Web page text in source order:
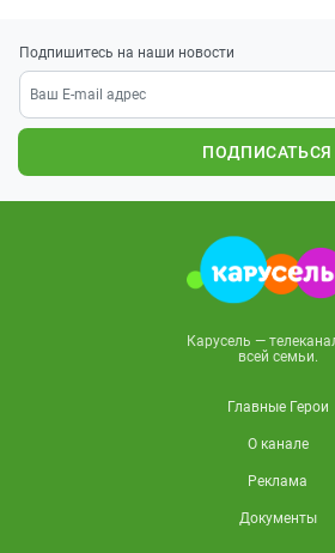
Подпишитесь на наши новости
ПОДПИСАТЬСЯ
Карусель —
всей семьи.
Главные Герои
О канале
Реклама
Документы